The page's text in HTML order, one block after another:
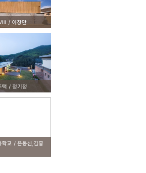
이창만
택 정기정
학교
은동신,김홍